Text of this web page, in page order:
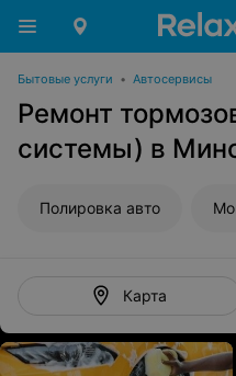
Бытовые услуги • Автосервисы
Ремонт
системы) в
Полировка авто
Карта